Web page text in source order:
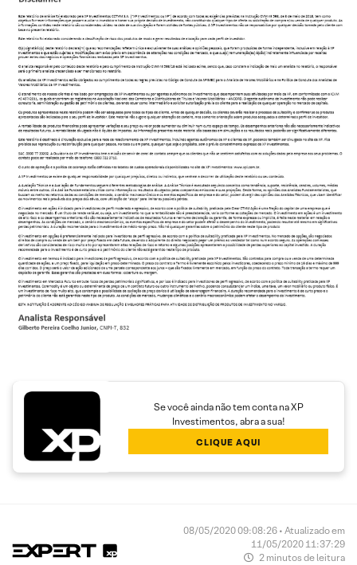
Se você ainda não tem conta na XP
Investimentos, abra a sua!
CLIQUE AQUI
08/05/2020 09:08:26 • Atualizado em
11/05/2020 11:37:29
2 minutos de leitura